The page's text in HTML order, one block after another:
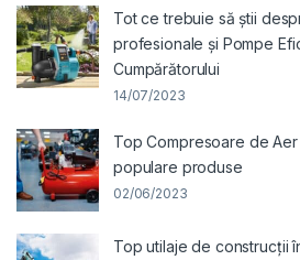
Tot ce trebuie să știi
profesionale și Pompe
Cumpărătorului
14/07/2023
Top Compresoare de
populare produse
02/06/2023
Top utilaje de construcții